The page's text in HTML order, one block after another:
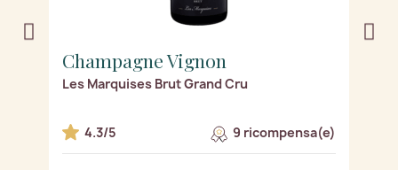
Champagne Vignon
Les Marquises Brut Grand Cru
4.3/5 9 ricompensa(e)